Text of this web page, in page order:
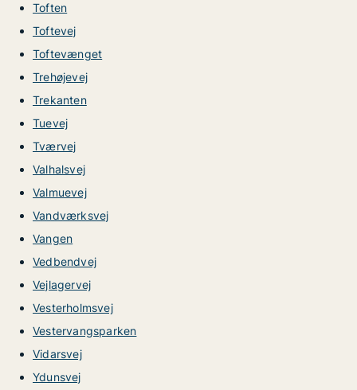
Toften
Toftevej
Toftevænget
Trehøjevej
Trekanten
Tuevej
Tværvej
Valhalsvej
Valmuevej
Vandværksvej
Vangen
Vedbendvej
Vejlagervej
Vesterholmsvej
Vestervangsparken
Vidarsvej
Ydunsvej